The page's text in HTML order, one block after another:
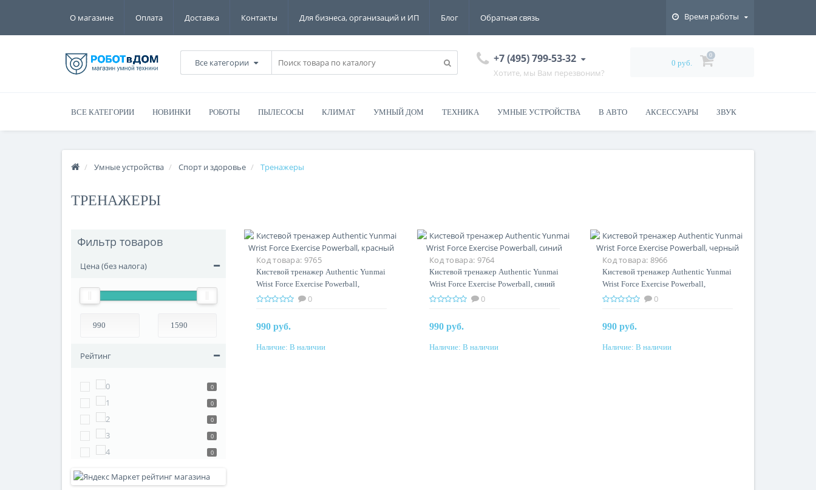
О магазине Оплата Доставка Контакты Для бизнеса, организаций и ИП Блог Обратная связь Время работы
Все категории +7 (495) 799-53-32
Хотите, мы Вам перезвоним?
0 руб.
0
ВСЕ КАТЕГОРИИ НОВИНКИ РОБОТЫ ПЫЛЕСОСЫ КЛИМАТ УМНЫЙ ДОМ ТЕХНИКА УМНЫЕ УСТРОЙСТВА В АВТО АКСЕССУАРЫ ЗВУК
Умные устройства Спорт и здоровье Тренажеры
ТРЕНАЖЕРЫ
Фильтр товаров
Цена (без налога)
Рейтинг
0
0
0
0
0
Код товара: 9765
Кистевой тренажер Authentic Yunmai
Wrist Force Exercise Powerball,
красный
0
990 руб.
Купить
Наличие: В наличии
Код товара: 9764
Кистевой тренажер Authentic Yunmai
Wrist Force Exercise Powerball, синий
0
990 руб.
Купить
Наличие: В наличии
Код товара: 8966
Кистевой тренажер Authentic Yunmai
Wrist Force Exercise Powerball,
черный
0
990 руб.
Купить
Наличие: В наличии